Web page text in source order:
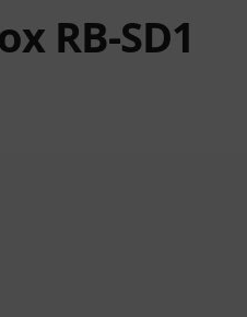
RB-SD1
fra 2 kundebedømmelser